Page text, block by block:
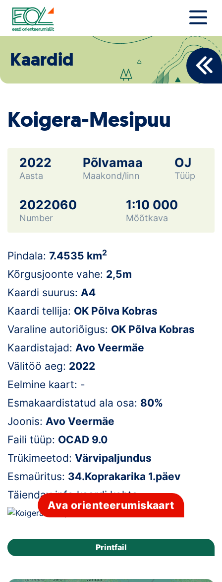
Liigu
sisu
juurde
Estonian Orienteering Federation
Eesti Orienteerumine 100!
Toetamine
Telli litsents!
Noored
Loha
EOL
Galerii
Kalender
Koondised
Tule klubisse!
Tulemused
Dokumendid
Klubid
Püsirajad
Koolitused
Kaardid
Koigera-Mesipuu
2022
Aasta
Põlvamaa
Maakond/linn
OJ
Tüüp
2022060
Number
1:10 000
Mõõtkava
Pindala: 7.4535 km2
Kõrgusjoonte vahe: 2,5m
Kaardi suurus: A4
Kaardi tellija: OK Põlva Kobras
Varaline autoriõigus: OK Põlva Kobras
Kaardistajad: Avo Veermäe
Välitöö aeg: 2022
Eelmine kaart: -
Esmakaardistatud ala osa: 80%
Joonis: Avo Veermäe
Faili tüüp: OCAD 9.0
Trükimeetod: Värvipaljundus
Esmaüritus: 34.Koprakarika 1.päev
Täiendav info kaardi kohta:-
Ava orienteerumiskaart
Printfail